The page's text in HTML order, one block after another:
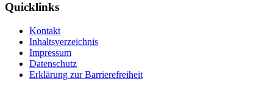
Quicklinks
Kontakt
Inhaltsverzeichnis
Impressum
Datenschutz
Erklärung zur Barrierefreiheit